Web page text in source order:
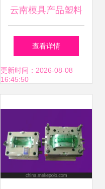
云南模具产品塑料
模具产品定制加工
嘉豪模具,云南模具
定制加工嘉豪模具
生产厂家,云南模具
查看详情
更新时间：2026-08-08
16:45:50